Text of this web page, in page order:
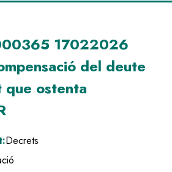
17022026
del deute
ostenta
Decrets